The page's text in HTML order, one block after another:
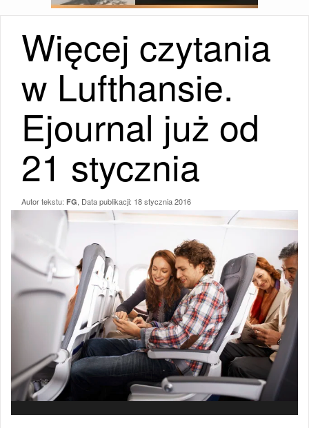
Więcej czytania
w Lufthansie.
Ejournal już od
21 stycznia
Autor tekstu: FG , Data publikacji: 18 stycznia 2016